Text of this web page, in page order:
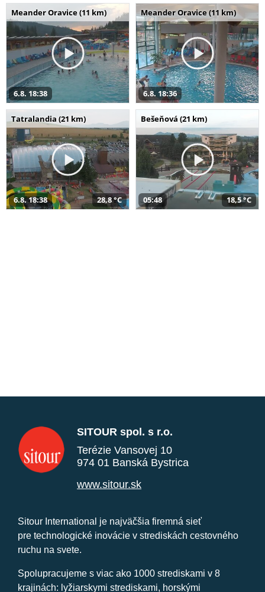
Meander Oravice (11 km)
6.8. 18:38
Meander Oravice (11 km)
6.8. 18:36
Tatralandia (21 km)
6.8. 18:38 28,8 °C
Bešeňová (21 km)
05:48 18,5 °C
SITOUR spol. s r.o.
Terézie Vansovej 10
974 01 Banská Bystrica
www.sitour.sk
Sitour International je najväčšia firemná sieť
pre technologické inovácie v strediskách cestovného
ruchu na svete.
Spolupracujeme s viac ako 1000 strediskami v 8
krajinách: lyžiarskymi strediskami, horskými